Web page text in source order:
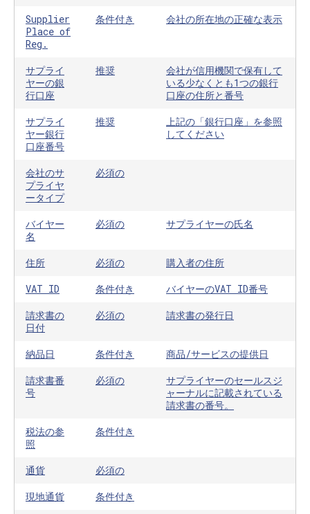
Supplier
Place of
Reg.
条件付き 会社の所在地の正確な表示
サプライ
ヤーの銀
行口座
推奨
会社が信用機関で保有して
いる少なくとも1つの銀行
口座の住所と番号
サプライ
ヤー銀行
口座番号
推奨
上記の「銀行口座」を参照
してください
会社のサ
プライヤ
ータイプ
必須の
バイヤー
名
必須の サプライヤーの氏名
住所 必須の
購入者の住所
VAT ID
条件付き
バイヤーのVAT ID番号
請求書の
日付
必須の 請求書の発行日
納品日 条件付き
商品/サービスの提供日
請求書番
号
必須の
サプライヤーのセールスジ
ャーナルに記載されている
請求書の番号。
税法の参
照
条件付き
通貨
必須の
現地通貨
条件付き